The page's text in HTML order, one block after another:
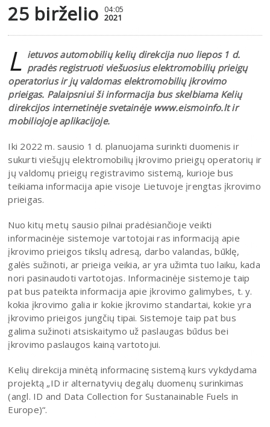
25 birželio 04:05
2021
L ietuvos automobilių kelių direkcija nuo liepos 1 d.
pradės registruoti viešuosius elektromobilių prieigų
operatorius ir jų valdomas elektromobilių įkrovimo
prieigas. Palaipsniui ši informacija bus skelbiama Kelių
direkcijos internetinėje svetainėje www.eismoinfo.lt ir
mobiliojoje aplikacijoje.
Iki 2022 m. sausio 1 d. planuojama surinkti duomenis ir
sukurti viešųjų elektromobilių įkrovimo prieigų operatorių ir
jų valdomų prieigų registravimo sistemą, kurioje bus
teikiama informacija apie visoje Lietuvoje įrengtas įkrovimo
prieigas.
Nuo kitų metų sausio pilnai pradėsiančioje veikti
informacinėje sistemoje vartotojai ras informaciją apie
įkrovimo prieigos tikslų adresą, darbo valandas, būklę,
galės sužinoti, ar prieiga veikia, ar yra užimta tuo laiku, kada
nori pasinaudoti vartotojas. Informacinėje sistemoje taip
pat bus pateikta informacija apie įkrovimo galimybes, t. y.
kokia įkrovimo galia ir kokie įkrovimo standartai, kokie yra
įkrovimo prieigos jungčių tipai. Sistemoje taip pat bus
galima sužinoti atsiskaitymo už paslaugas būdus bei
įkrovimo paslaugos kainą vartotojui.
Kelių direkcija minėtą informacinę sistemą kurs vykdydama
projektą „ID ir alternatyvių degalų duomenų surinkimas
(angl. ID and Data Collection for Sustanainable Fuels in
Europe)“.